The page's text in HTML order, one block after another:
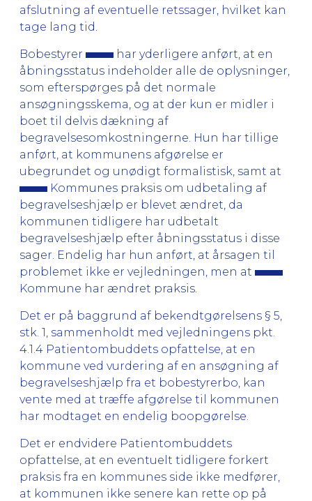
afslutning af eventuelle retssager, hvilket kan
tage lang tid.
Bobestyrer
har yderligere anført, at en
åbningsstatus indeholder alle de oplysninger,
som efterspørges på det normale
ansøgningsskema, og at der kun er midler i
boet til delvis dækning af
begravelsesomkostningerne. Hun har tillige
anført, at kommunens afgørelse er
ubegrundet og unødigt formalistisk, samt at
Kommunes praksis om udbetaling af
begravelseshjælp er blevet ændret, da
kommunen tidligere har udbetalt
begravelseshjælp efter åbningsstatus i disse
sager. Endelig har hun anført, at årsagen til
problemet ikke er vejledningen, men at
Kommune har ændret praksis.
Det er på baggrund af bekendtgørelsens § 5,
stk. 1, sammenholdt med vejledningens pkt.
4.1.4 Patientombuddets opfattelse, at en
kommune ved vurdering af en ansøgning af
begravelseshjælp fra et bobestyrerbo, kan
vente med at træffe afgørelse til kommunen
har modtaget en endelig boopgørelse.
Det er endvidere Patientombuddets
opfattelse, at en eventuelt tidligere forkert
praksis fra en kommunes side ikke medfører,
at kommunen ikke senere kan rette op på